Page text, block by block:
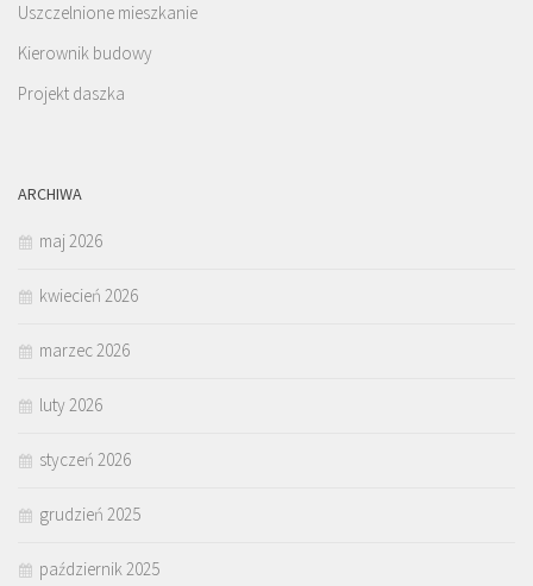
Uszczelnione mieszkanie
Kierownik budowy
Projekt daszka
ARCHIWA
maj 2026
kwiecień 2026
marzec 2026
luty 2026
styczeń 2026
grudzień 2025
październik 2025